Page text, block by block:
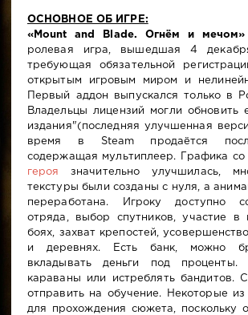
ОСНОВНОЕ ОБ ИГРЕ:
«Mount and Blade. Огнём и мечом»
ролевая игра, вышедшая 4
требующая обязательной
открытым игровым миром и
Первый аддон выпускался только в
Владельцы лицензий могли обновить
издания"(последняя улучшенная
время в Steam продаётся
содержащая мультиплеер. Графика со
героя
значительно улучшилась,
текстуры были созданы с нуля, а
переработана. Игроку доступно
отряда, выбор спутников, участие
боях, захват крепостей,
и деревнях. Есть банк, можно
вкладывать деньги под проценты.
караваны или истреблять бандитов.
отправить на обучение. Некоторые
для прохождения сюжета, поскольку